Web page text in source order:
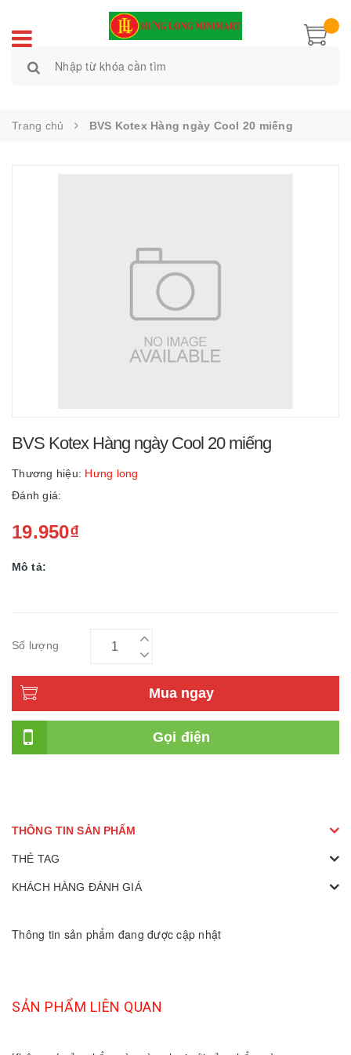
Trang chủ BVS Kotex Hàng ngày Cool 20 miếng
BVS Kotex Hàng ngày Cool 20 miếng
Thương hiệu: Hưng long
Đánh giá:
19.950₫
Mô tả:
Số lượng
Mua ngay
Gọi điện
THÔNG TIN SẢN PHẨM
THẺ TAG
KHÁCH HÀNG ĐÁNH GIÁ
Thông tin sản phẩm đang được cập nhật
SẢN PHẨM LIÊN QUAN